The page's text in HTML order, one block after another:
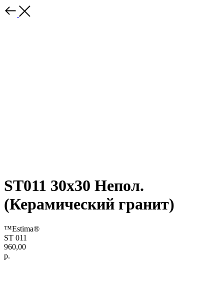
ST011 30x30 Непол.
(Керамический гранит)
™Estima®
ST 011
960,00
р.